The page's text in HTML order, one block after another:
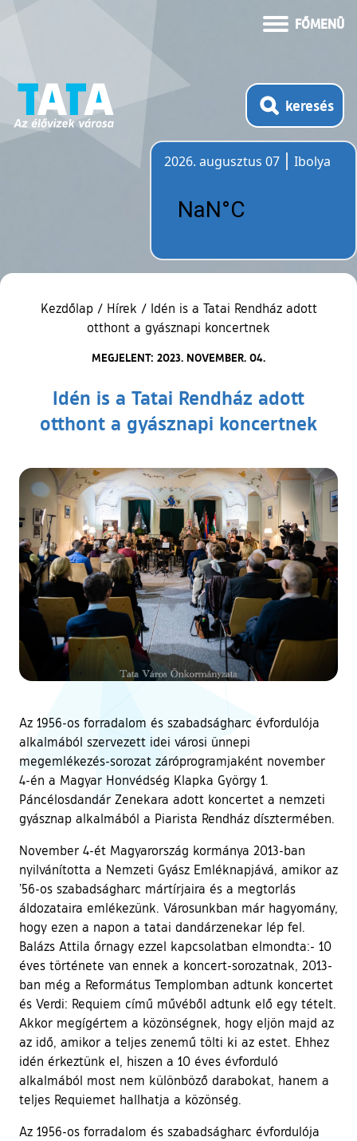
FŐMENÜ
keresés
2026. augusztus 07
Ibolya
Kezdőlap / Hírek / Idén is a Tatai Rendház adott
otthont a gyásznapi koncertnek
MEGJELENT: 2023. NOVEMBER. 04.
Idén is a Tatai Rendház adott
otthont a gyásznapi koncertnek
Az 1956-os forradalom és szabadságharc évfordulója
alkalmából szervezett idei városi ünnepi
megemlékezés-sorozat záróprogramjaként november
4-én a Magyar Honvédség Klapka György 1.
Páncélosdandár Zenekara adott koncertet a nemzeti
gyásznap alkalmából a Piarista Rendház dísztermében.
November 4-ét Magyarország kormánya 2013-ban
nyilvánította a Nemzeti Gyász Emléknapjává, amikor az
’56-os szabadságharc mártírjaira és a megtorlás
áldozataira emlékezünk. Városunkban már hagyomány,
hogy ezen a napon a tatai dandárzenekar lép fel.
Balázs Attila őrnagy ezzel kapcsolatban elmondta:- 10
éves története van ennek a koncert-sorozatnak, 2013-
ban még a Református Templomban adtunk koncertet
és Verdi: Requiem című művéből adtunk elő egy tételt.
Akkor megígértem a közönségnek, hogy eljön majd az
az idő, amikor a teljes zenemű tölti ki az estet. Ehhez
idén érkeztünk el, hiszen a 10 éves évforduló
alkalmából most nem különböző darabokat, hanem a
teljes Requiemet hallhatja a közönség.
Az 1956-os forradalom és szabadságharc évfordulója